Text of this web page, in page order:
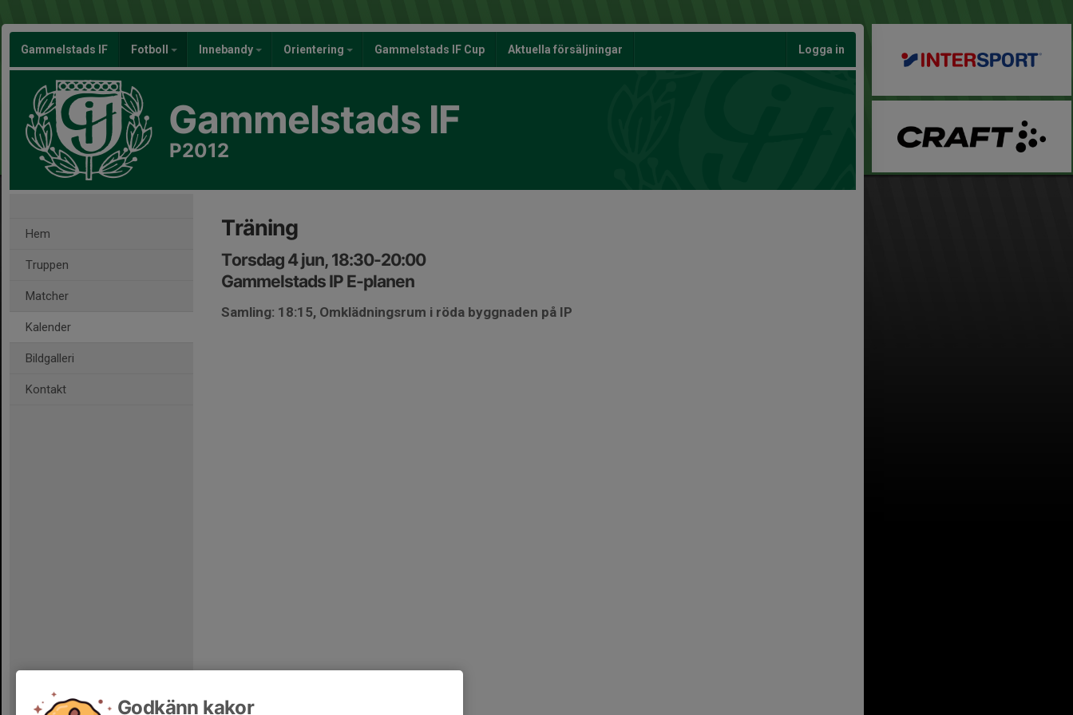
Gammelstads IF Fotboll Innebandy Orientering Gammelstads IF Cup Aktuella försäljningar Logga in
Gammelstads IF
P2012
Hem
Truppen
Matcher
Kalender
Bildgalleri
Kontakt
Träning
Torsdag 4 jun, 18:30-20:00
Gammelstads IP E-planen
Samling: 18:15, Omklädningsrum i röda byggnaden på IP
Godkänn kakor